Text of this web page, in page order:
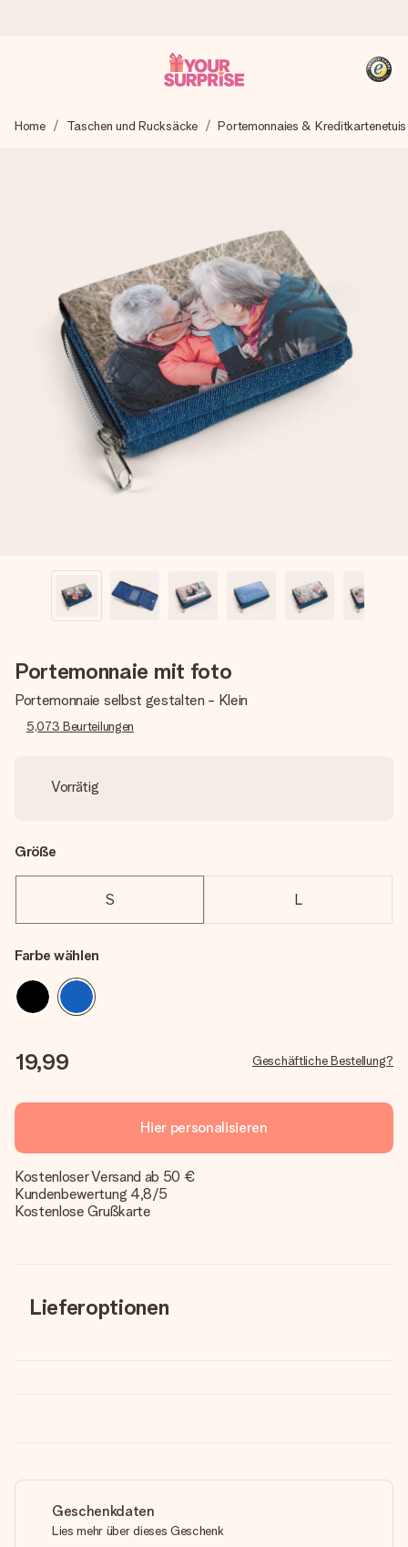
Wir bereiten dein Geschenk sorgfältig vor und schicken es
4,8 (basierend auf +15.000 Bewertungen)
Unsere Geschenke begeistern. Kunden bewerten uns mit
4,8 bei Google Reviews (Gesamtergebnis aller Länder, in
die wir versenden).
+49 39292 929695
Montag - Freitag : 8:30 - 17:00 Uhr
Samstag - Sonntag : 8:30 - 13:00 Uhr
Home Taschen und Rucksäcke Portemonnaies & Kreditkartenetuis
Portemonnaie mit foto
Portemonnaie selbst gestalten - Klein
5,073 Beurteilungen
Vorrätig
Größe
S L
Farbe wählen
19,99 Geschäftliche Bestellung?
Hier personalisieren
Kostenloser Versand ab 50 €
Kundenbewertung 4,8/5
Kostenlose Grußkarte
Lieferoptionen
Geschenkdaten
Lies mehr über dieses Geschenk